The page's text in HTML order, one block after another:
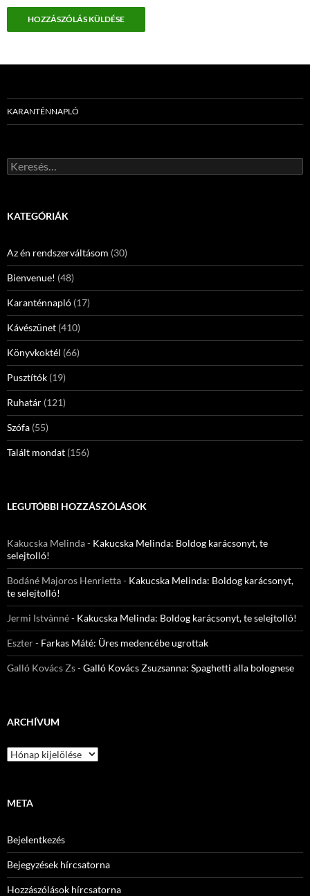
KARANTÉNNAPLÓ
Keresés:
KATEGÓRIÁK
Az én rendszerváltásom (30)
Bienvenue! (48)
Karanténnapló (17)
Kávészünet (410)
Könyvkoktél (66)
Pusztítók (19)
Ruhatár (121)
Szófa (55)
Talált mondat (156)
LEGUTÓBBI HOZZÁSZÓLÁSOK
Kakucska Melinda- Kakucska Melinda: Boldog karácsonyt, te
selejtolló!
Bodáné Majoros Henrietta- Kakucska Melinda: Boldog karácsonyt,
te selejtolló!
Jermi Istvànné- Kakucska Melinda: Boldog karácsonyt, te selejtolló!
Eszter- Farkas Máté: Üres medencébe ugrottak
Galló Kovács Zs-Galló Kovács Zsuzsanna: Spaghetti alla bolognese
ARCHÍVUM
Archívum
META
Bejelentkezés
Bejegyzések hírcsatorna
Hozzászólások hírcsatorna